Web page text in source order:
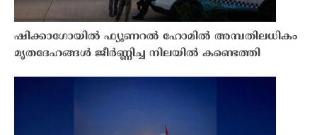
ഷിക്കാഗോയിൽ ഫ്യൂണറൽ ഹോമിൽ അമ്പതിലധികം
മൃതദേഹങ്ങൾ ജീർണ്ണിച്ച നിലയിൽ കണ്ടെത്തി